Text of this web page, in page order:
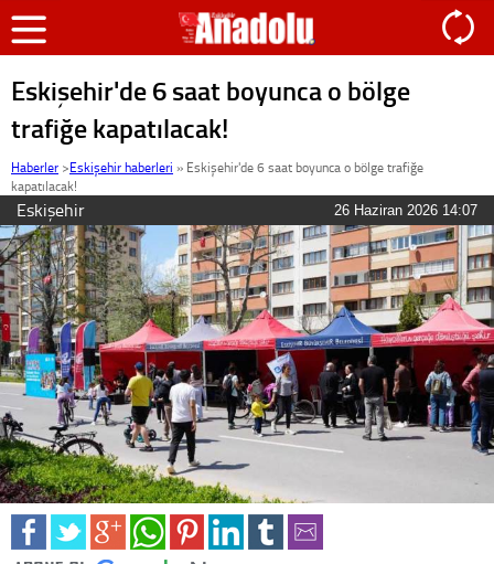
Eskişehir'de 6 saat boyunca o bölge
trafiğe kapatılacak!
Haberler >Eskişehir haberleri » Eskişehir'de 6 saat boyunca o bölge trafiğe
kapatılacak!
Eskişehir 26 Haziran 2026 14:07